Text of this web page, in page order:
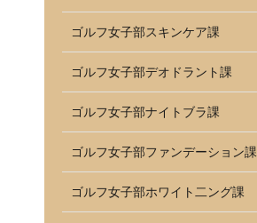
ゴルフ女子部スキンケア課
ゴルフ女子部デオドラント課
ゴルフ女子部ナイトブラ課
ゴルフ女子部ファンデーション課
ゴルフ女子部ホワイト二ング課